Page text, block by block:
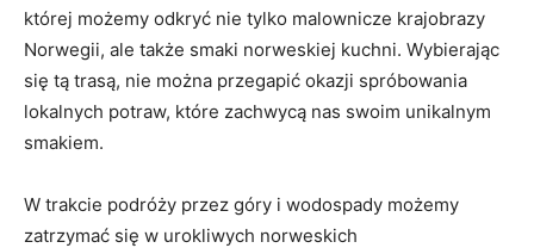
której⁢ możemy ⁤odkryć nie tylko⁣ malownicze krajobrazy
Norwegii, ​ale także smaki norweskiej kuchni. ​Wybierając
się tą⁣ trasą,​ nie można przegapić⁣ okazji spróbowania
⁣lokalnych potraw, które ‌zachwycą nas swoim unikalnym
smakiem.
W ‍trakcie podróży‌ przez góry i‌ wodospady możemy
zatrzymać‍ się w urokliwych norweskich